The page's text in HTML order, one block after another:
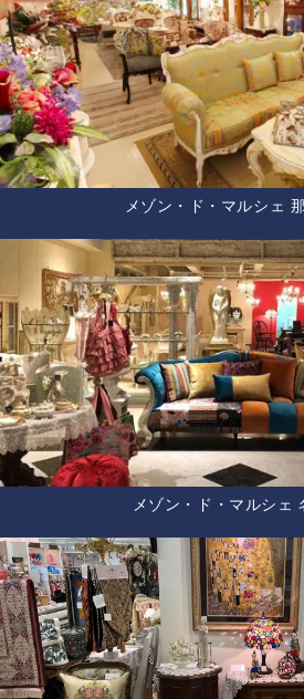
メゾン・ド・マルシェ
メゾン・ド・マルシェ